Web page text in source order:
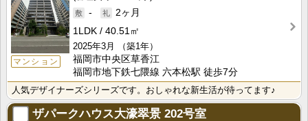
マンション
-
2ヶ月
1LDK
40.51㎡
2025年3月
（築1年）
福岡市中央区草香江
福岡市地下鉄七隈線 六本松駅 徒歩7分
人気デザイナーズシリーズです。おしゃれな新生活が待ってます♪
ザパークハウス大濠翠景 202号室